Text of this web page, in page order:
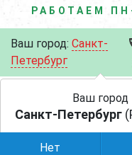
РАБОТАЕМ
Ваш город: Санкт-
Петербург
Ваш город
Санкт-Петербург
Нет